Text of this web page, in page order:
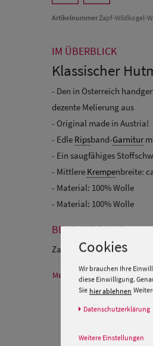
ArtikelnummerZapf-Wildkogel-
IM ÜBERBLICK
Klassischer
- Den in Österreich
dezente Melierung aus
- Original made in Austria!
- Edle Ripsband-Garnitur
- Ein saugfähiges
- Mittlere Krempenbreite:
- Material: 100% Wolle
- Material: 100% Wolle
BESCHREIBUNG
Zapf Trachtenhut Wollfilz-
Mehr Informationen zum
Cookies
Wir brauchen Ihre
diese Einwilligung.
Sie hier ablehnen
Daten­schutz­erklärung
Weitere Einstellungen